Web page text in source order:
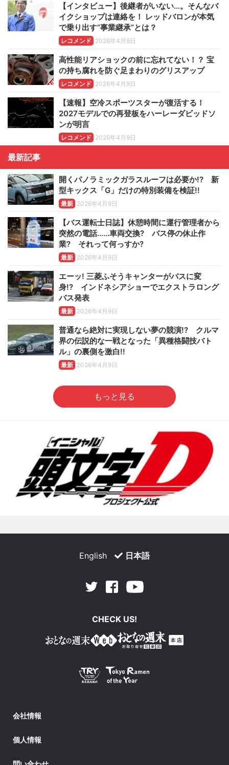
【インタビュー】後継者がいない…。そんなバ
イクショップは連絡を！ レッドバロンが本気
で乗り出す“事業継承”とは？
レコメンド 2026年4月9日
高性能リアショックの前に忘れてない！？ 宝
の持ち腐れを防ぐ足まわりのグリスアップ
レコメンド 2026年4月9日
【速報】空冷スポーツスターが復活する！
2027モデルでの再登板をハーレーダビッドソ
ンが明言
レコメンド 2026年4月9日
最新記事
開くパノラミックガラスルーフは必要か!? 新
型キックス「G」だけの特別装備を検証!!
最新 2026年4月9日
【バス運転士日誌】休憩時間に運行管理者から
突然の電話……車両交換? バス停の休止作
業? それって何っすか?
最新 2026年4月9日
エーッ! 三菱ふそうキャンターがバスに変
身!? インドネシアショーでエクストラロング
バス発表
最新 2026年4月9日
普通なら絶対に実現しない夢の競演!? クルマ
界の伝説的な一戦となった「異種格闘技バト
ル」の裏側を激白!!
最新 2026年4月9日
もっと見る
English 日本語
Twitter Facebook
CHECK US!
会社情報
個人情報